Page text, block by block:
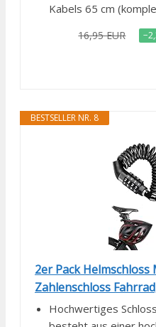
Kabels 65 cm
16,95 EUR
BESTSELLER NR. 8
2er Pack
Zahlenschloss
Hochwertiges